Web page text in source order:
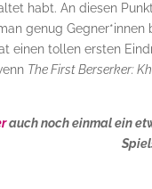
habt. An diesen
genug
einen tollen ersten
The First Berserker:
auch noch einmal ein